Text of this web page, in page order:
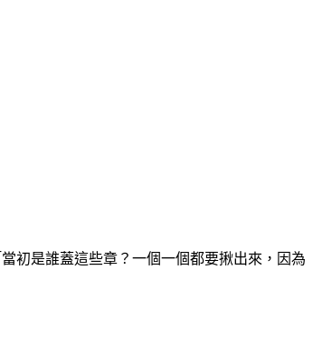
初是誰蓋這些章？一個一個都要揪出來，因為